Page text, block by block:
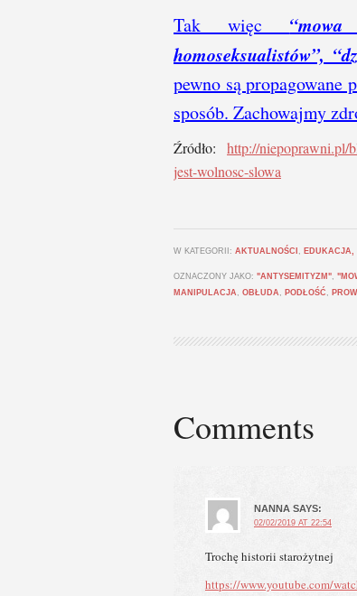
Tak więc
homoseksualistów”,
pewno są propagowane
sposób. Zachowajmy
Źródło: http://niepoprawni.pl/
jest-wolnosc-slowa
W KATEGORII: AKTUALNOŚCI ,
OZNACZONY JAKO: "ANTYSEMITYZM",
MANIPULACJA , OBŁUDA , PODŁOŚĆ ,
Comments
NANNA SAYS:
02/02/2019 AT 22:54
Trochę historii starożytnej
https://www.youtube.com/